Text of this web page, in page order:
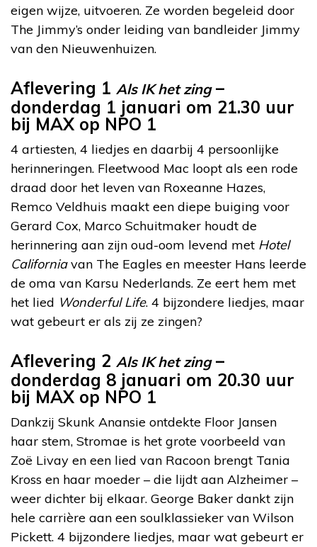
eigen wijze, uitvoeren. Ze worden begeleid door
The Jimmy’s onder leiding van bandleider Jimmy
van den Nieuwenhuizen.
Aflevering 1 Als IK het zing–
donderdag 1 januari om 21.30 uur
bij MAX op NPO 1
4 artiesten, 4 liedjes en daarbij 4 persoonlijke
herinneringen. Fleetwood Mac loopt als een rode
draad door het leven van Roxeanne Hazes,
Remco Veldhuis maakt een diepe buiging voor
Gerard Cox, Marco Schuitmaker houdt de
herinnering aan zijn oud-oom levend met Hotel
Californiavan The Eagles en meester Hans leerde
de oma van Karsu Nederlands. Ze eert hem met
het lied Wonderful Life. 4 bijzondere liedjes, maar
wat gebeurt er als zij ze zingen?
Aflevering 2 Als IK het zing–
donderdag 8 januari om 20.30 uur
bij MAX op NPO 1
Dankzij Skunk Anansie ontdekte Floor Jansen
haar stem, Stromae is het grote voorbeeld van
Zoë Livay en een lied van Racoon brengt Tania
Kross en haar moeder – die lijdt aan Alzheimer –
weer dichter bij elkaar. George Baker dankt zijn
hele carrière aan een soulklassieker van Wilson
Pickett. 4 bijzondere liedjes, maar wat gebeurt er